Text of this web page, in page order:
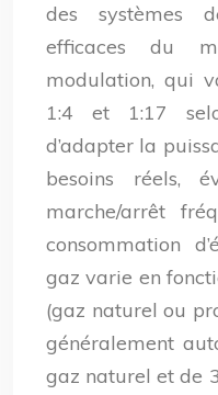
des systèmes
efficaces du
modulation, qui
1:4 et 1:17
d’adapter la
besoins réels,
marche/arrêt
consommation
gaz varie en
(gaz naturel ou
généralement
gaz naturel et de